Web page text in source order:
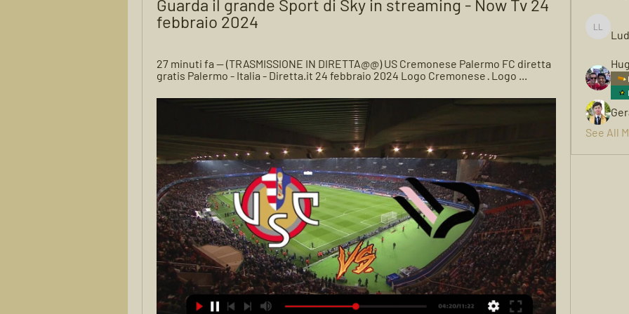
Guarda il grande Sport di Sky in streaming - Now Tv 24
febbraio 2024
27 minuti fa — (TRASMISSIONE IN DIRETTA@@) US Cremonese Palermo FC diretta
gratis Palermo - Italia - Diretta.it 24 febbraio 2024 Logo Cremonese · Logo ...
See All